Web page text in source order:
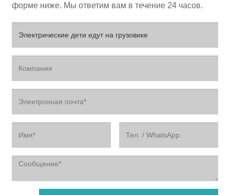
форме ниже. Мы ответим вам в течение 24 часов.